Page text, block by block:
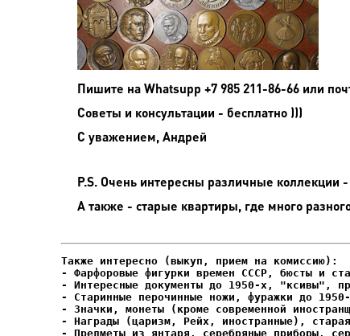
Пишите на Whatsupp +7 985 211-86-66 или
Советы и консультации - бесплатно )))
С уважением, Андрей
P.S. Очень интересны различные коллекции
А также - старые квартиры, где много
- Фарфоровые фигурки времен СССР, бюсты и
- Интересные документы до 1950-х, "ксивы",